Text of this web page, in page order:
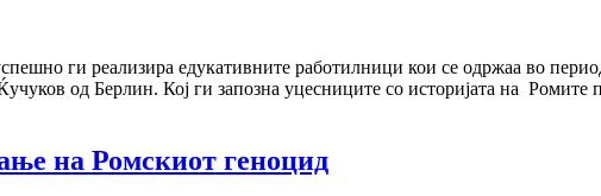
ги реализира едукативните работилници кои се одржаа во
од Берлин. Кој ги запозна уцесниците со историјата на
на Ромскиот геноцид